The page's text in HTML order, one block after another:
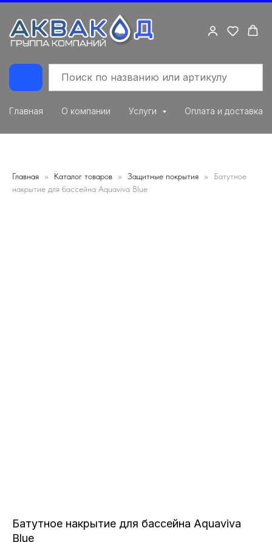
Главная О компании Услуги Оплата и доставка
Главная Каталог товаров Защитные покрытия
Батутное
накрытие для бассейна Aquaviva Blue
Батутное накрытие для бассейна Aquaviva
Blue